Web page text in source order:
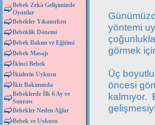
Bebek Zekâ Gelişiminde
Oyunlar
Bebekler Yıkanırken
Bebeklik Dönemi
Bebek Bakım ve Eğitimi
Bebek Masajı
İkinci Bebek
İkizlerin Uykusu
İkiz Bakımında
Bebeklerde İlk 6 Ay ve
Sonrası
Bebekler Neden Ağlar
Bebek ve Uykusu
yöntemi
görmek
Üç
öncesi
kalmıyor.